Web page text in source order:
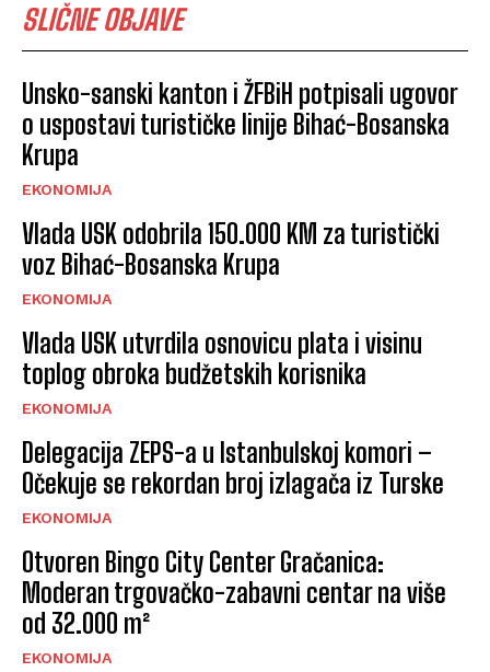
SLIČNE OBJAVE
Unsko-sanski kanton i ŽFBiH potpisali ugovor
o uspostavi turističke linije Bihać-Bosanska
Krupa
EKONOMIJA
Vlada USK odobrila 150.000 KM za turistički
voz Bihać-Bosanska Krupa
EKONOMIJA
Vlada USK utvrdila osnovicu plata i visinu
toplog obroka budžetskih korisnika
EKONOMIJA
Delegacija ZEPS-a u Istanbulskoj komori –
Očekuje se rekordan broj izlagača iz Turske
EKONOMIJA
Otvoren Bingo City Center Gračanica:
Moderan trgovačko-zabavni centar na više
od 32.000 m²
EKONOMIJA